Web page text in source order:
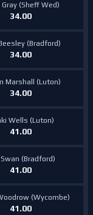
Gray (Sheff Wed)
34.00
(Bradford)
34.00
Marshall (Luton)
34.00
Wells (Luton)
41.00
(Bradford)
41.00
(Wycombe)
41.00